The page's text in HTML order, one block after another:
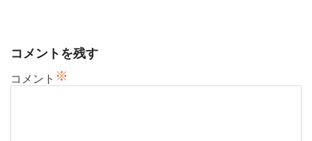
ン
コメントを残す
コメント ※